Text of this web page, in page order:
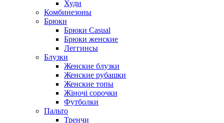
Худи
Комбинезоны
Брюки
Брюки Casual
Брюки женские
Леггинсы
Блузки
Женские блузки
Женские рубашки
Женские топы
Жіночі сорочки
Футболки
Пальто
Тренчи